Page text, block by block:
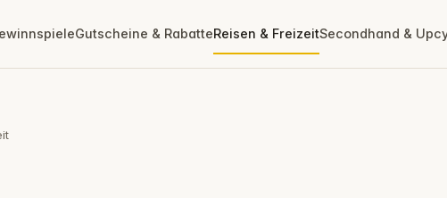
Gutscheine & RabatteReisen & FreizeitSecondhand &